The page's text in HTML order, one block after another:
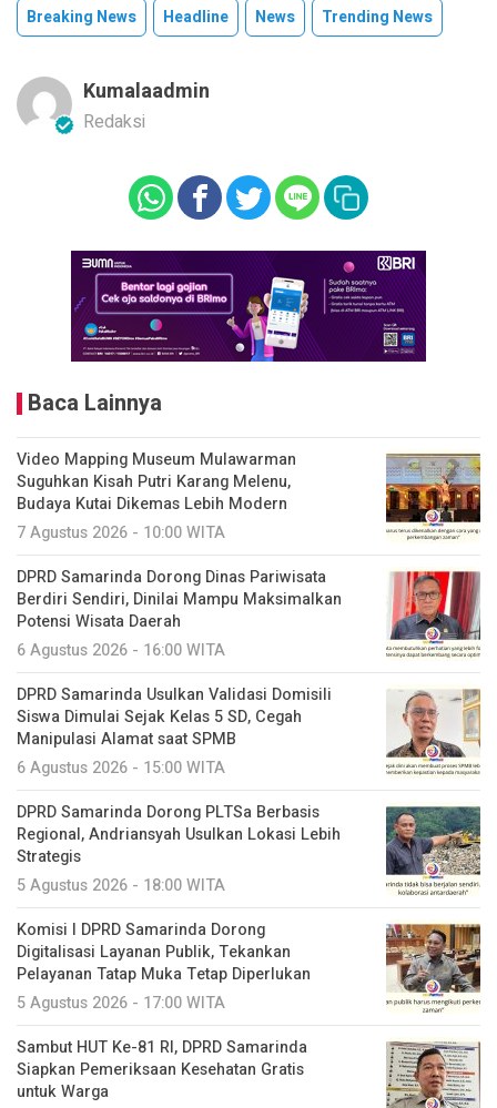
Breaking News Headline News Trending News
Kumalaadmin
Redaksi
Baca Lainnya
Video Mapping Museum Mulawarman
Suguhkan Kisah Putri Karang Melenu,
Budaya Kutai Dikemas Lebih Modern
7 Agustus 2026 - 10:00 WITA
DPRD Samarinda Dorong Dinas Pariwisata
Berdiri Sendiri, Dinilai Mampu Maksimalkan
Potensi Wisata Daerah
6 Agustus 2026 - 16:00 WITA
DPRD Samarinda Usulkan Validasi Domisili
Siswa Dimulai Sejak Kelas 5 SD, Cegah
Manipulasi Alamat saat SPMB
6 Agustus 2026 - 15:00 WITA
DPRD Samarinda Dorong PLTSa Berbasis
Regional, Andriansyah Usulkan Lokasi Lebih
Strategis
5 Agustus 2026 - 18:00 WITA
Komisi I DPRD Samarinda Dorong
Digitalisasi Layanan Publik, Tekankan
Pelayanan Tatap Muka Tetap Diperlukan
5 Agustus 2026 - 17:00 WITA
Sambut HUT Ke-81 RI, DPRD Samarinda
Siapkan Pemeriksaan Kesehatan Gratis
untuk Warga